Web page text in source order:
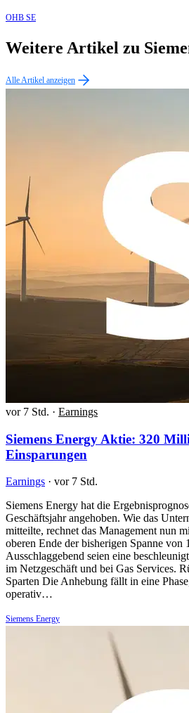
OHB SE
Weitere Artikel zu
Alle Artikel anzeigen
vor 7 Std. · Earnings
Siemens Energy Aktie: 320
Einsparungen
Earnings · vor 7 Std.
Siemens Energy hat die
Geschäftsjahr angehoben. Wie das
mitteilte, rechnet das Management nun
oberen Ende der bisherigen Spanne von
Ausschlaggebend seien eine
im Netzgeschäft und bei Gas Services.
Sparten Die Anhebung fällt in eine
operativ…
Siemens Energy